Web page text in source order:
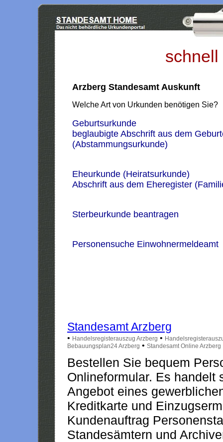
Arzberg Standesamt Auskunft
Welche Art von Urkunden benötigen Sie?
Geburtsurkunde
beglaubigte Abschrift aus dem
(Abstammungsurkunde)
Eheurkunde (Heiratsurkunde)
Abschrift aus dem Eheregister
Sterbeurkunde beantragen
Personensuche Einwohnermeldeamt
Standesamt Arzberg
• Handelsregisterauszug Arzberg •
Bebauungsplan24 Arzberg • Standesamt Online Arzberg
Bestellen Sie bequem
Onlineformular. Es handelt
Angebot eines
Kreditkarte und
Kundenauftrag
Standesämtern und